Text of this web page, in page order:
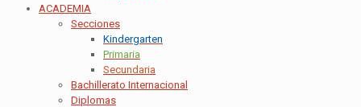
ACADEMIA
Secciones
Kindergarten
Primaria
Secundaria
Bachillerato Internacional
Diplomas